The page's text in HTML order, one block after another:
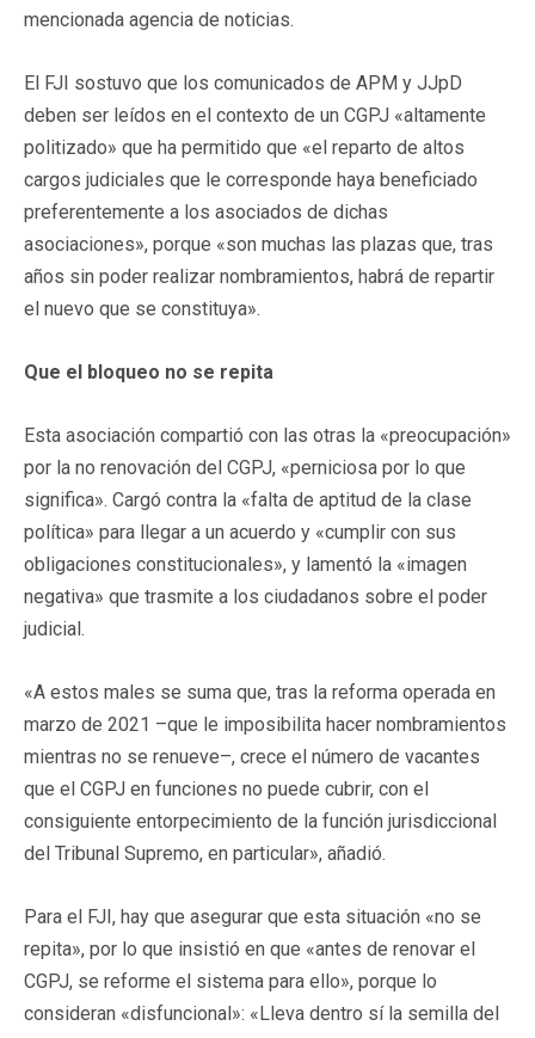
mencionada agencia de noticias.
El FJI sostuvo que los comunicados de APM y JJpD
deben ser leídos en el contexto de un CGPJ «altamente
politizado» que ha permitido que «el reparto de altos
cargos judiciales que le corresponde haya beneficiado
preferentemente a los asociados de dichas
asociaciones», porque «son muchas las plazas que, tras
años sin poder realizar nombramientos, habrá de repartir
el nuevo que se constituya».
Que el bloqueo no se repita
Esta asociación compartió con las otras la «preocupación»
por la no renovación del CGPJ, «perniciosa por lo que
significa». Cargó contra la «falta de aptitud de la clase
política» para llegar a un acuerdo y «cumplir con sus
obligaciones constitucionales», y lamentó la «imagen
negativa» que trasmite a los ciudadanos sobre el poder
judicial.
«A estos males se suma que, tras la reforma operada en
marzo de 2021 –que le imposibilita hacer nombramientos
mientras no se renueve–, crece el número de vacantes
que el CGPJ en funciones no puede cubrir, con el
consiguiente entorpecimiento de la función jurisdiccional
del Tribunal Supremo, en particular», añadió.
Para el FJI, hay que asegurar que esta situación «no se
repita», por lo que insistió en que «antes de renovar el
CGPJ, se reforme el sistema para ello», porque lo
consideran «disfuncional»: «Lleva dentro sí la semilla del